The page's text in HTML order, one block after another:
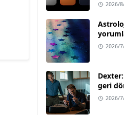
2026/
2026/
geri
2026/